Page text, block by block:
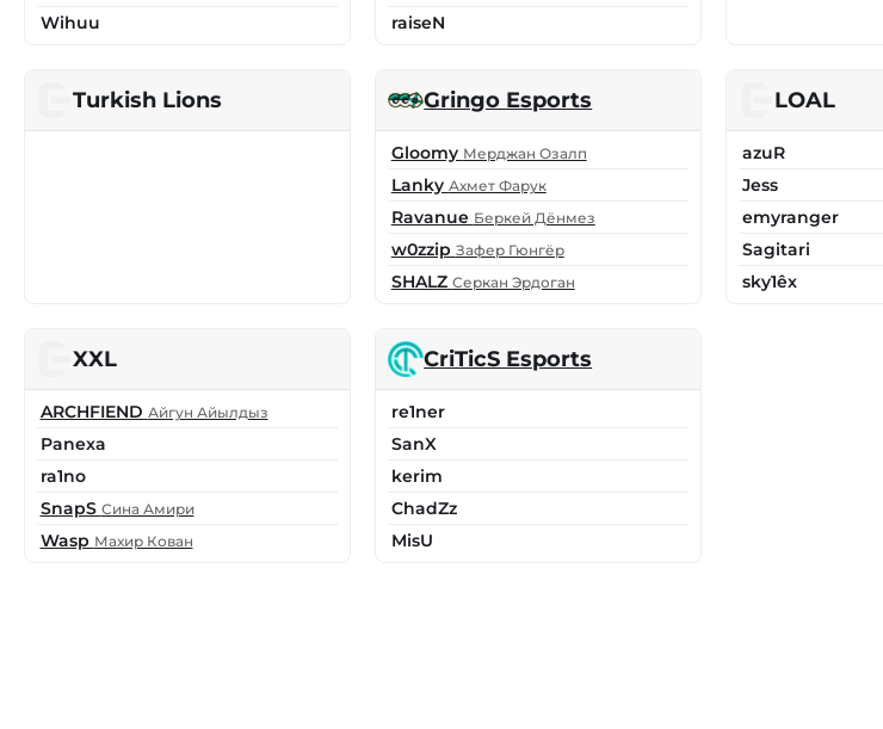
Wihuu
raiseN
Turkish Lions Gringo Esports
Gloomy Мерджан Озалп
Lanky Ахмет Фарук
Ravanue Беркей Дёнмез
w0zzip Зафер Гюнгёр
SHALZ Серкан Эрдоган
LOAL
azuR
Jess
emyranger
Sagitari
sky1êx
XXL
ARCHFIEND Айгун Айылдыз
Panexa
ra1no
SnapS Сина Амири
Wasp Махир Кован
CriTicS Esports
re1ner
SanX
kerim
ChadZz
MisU